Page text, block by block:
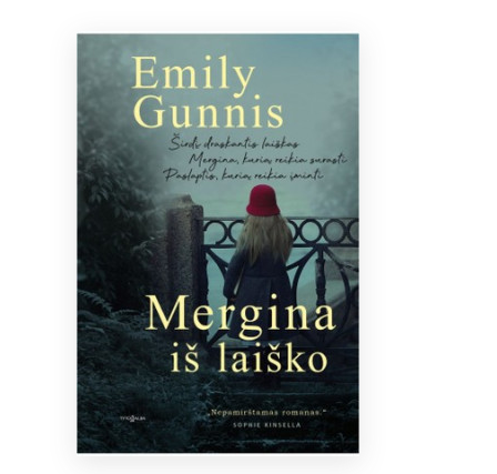
Bibliotekoms
+370 667 80 541
info@elvislab.lt